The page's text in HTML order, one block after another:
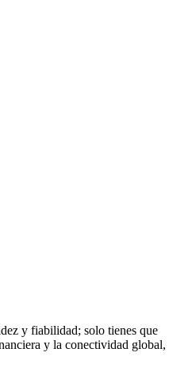
y fiabilidad; solo tienes que
y la conectividad global,